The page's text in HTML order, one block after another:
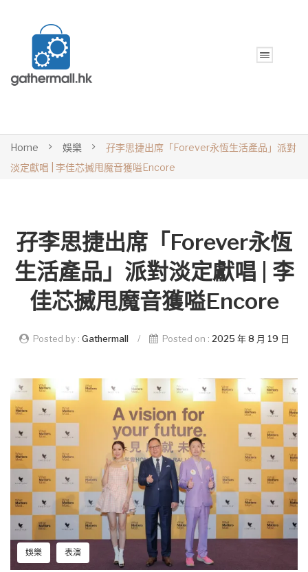
Home 娛樂
孖李思捷出席「Forever永恆生活產品」派對
淡定獻唱 | 李佳芯搣甩魔音獲嗌Encore
孖李思捷出席「Forever永恆
生活產品」派對淡定獻唱 | 李
佳芯搣甩魔音獲嗌Encore
Posted by : Gathermall / Posted on : 2025 年 8 月 19 日
娛樂 表演